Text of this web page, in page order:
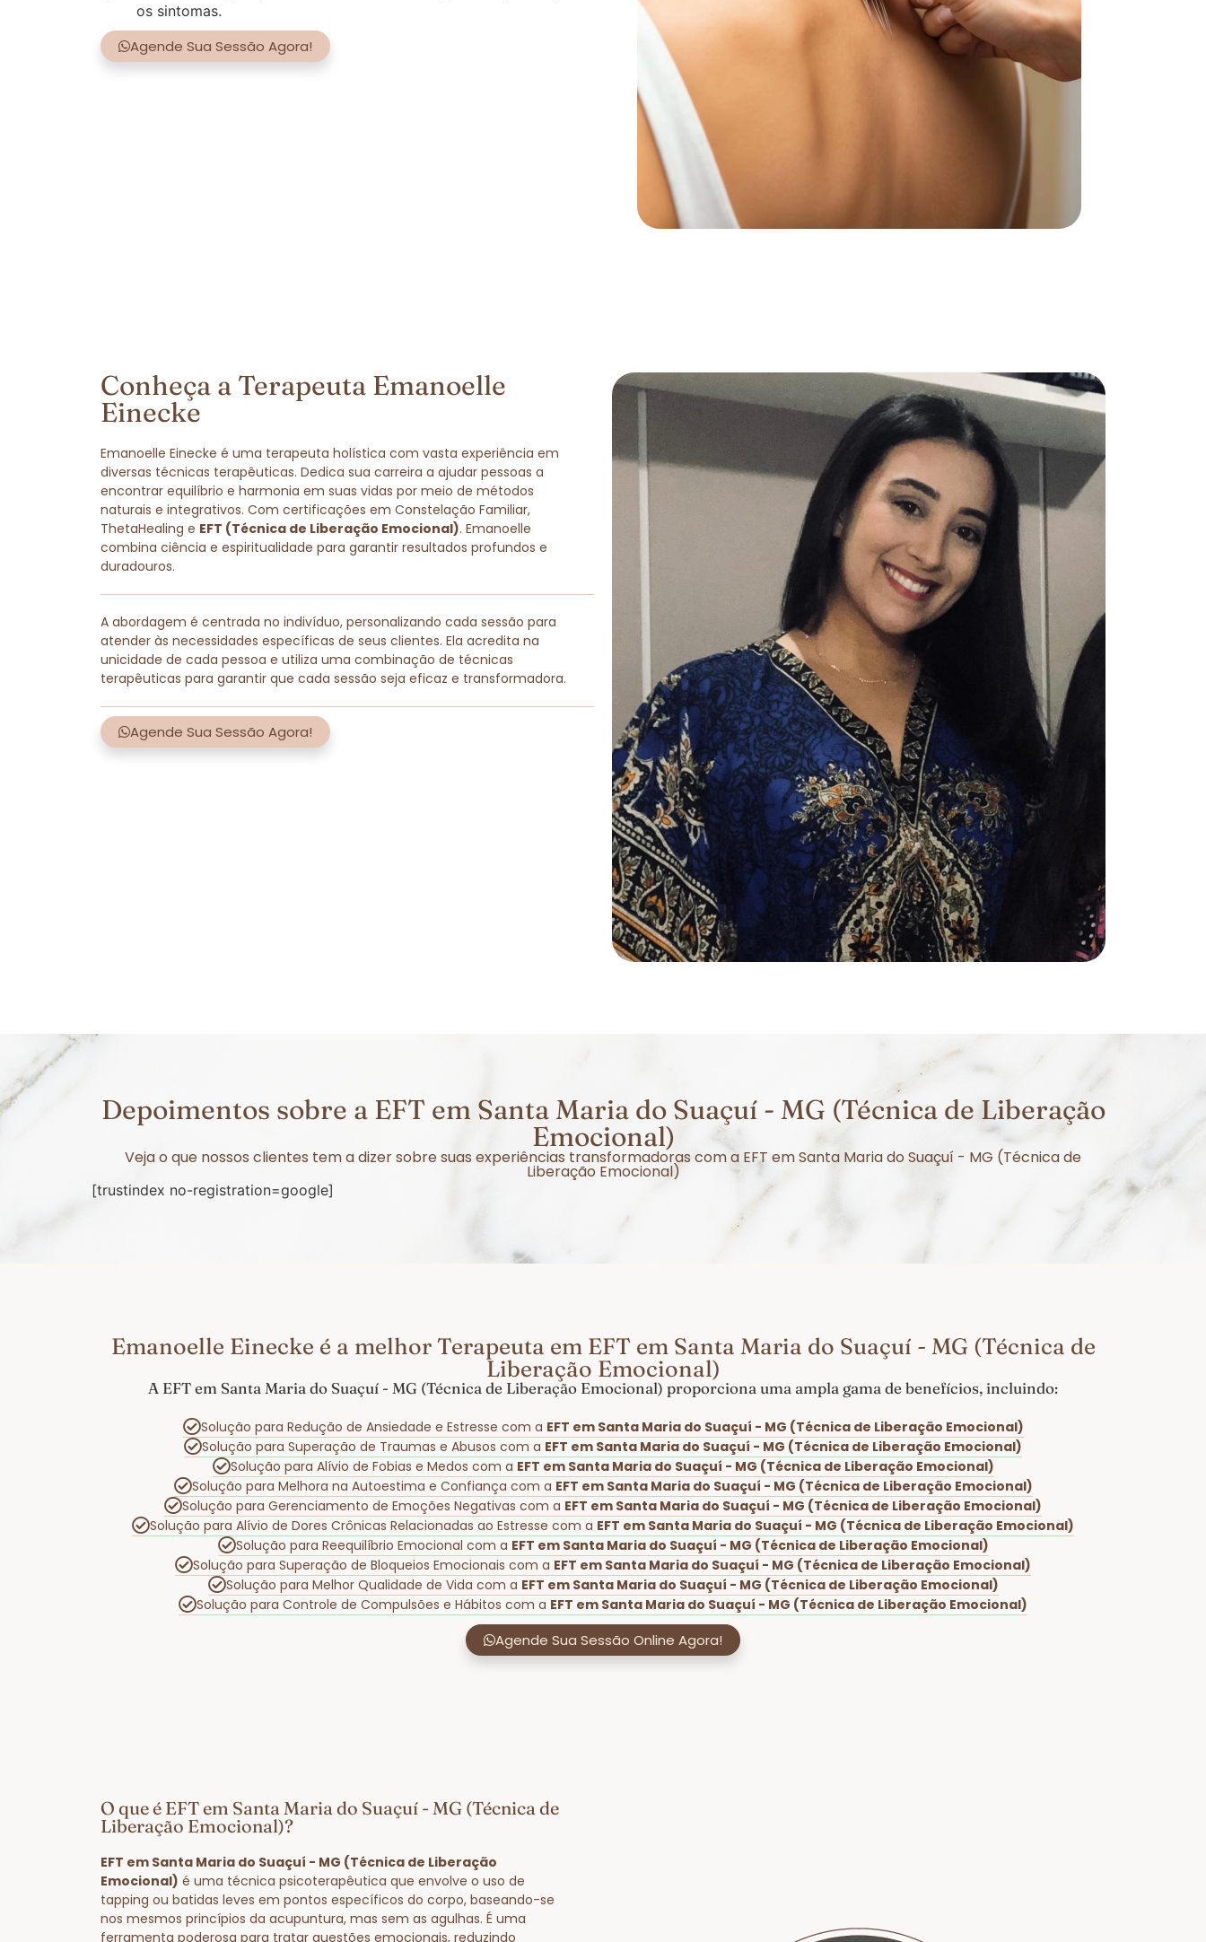
os sintomas.
Agende Sua Sessão Agora!
Conheça a Terapeuta Emanoelle
Einecke
Emanoelle Einecke é uma terapeuta holística com vasta experiência em
diversas técnicas terapêuticas. Dedica sua carreira a ajudar pessoas a
encontrar equilíbrio e harmonia em suas vidas por meio de métodos
naturais e integrativos. Com certificações em Constelação Familiar,
ThetaHealing e EFT (Técnica de Liberação Emocional). Emanoelle
combina ciência e espiritualidade para garantir resultados profundos e
duradouros.
A abordagem é centrada no indivíduo, personalizando cada sessão para
atender às necessidades específicas de seus clientes. Ela acredita na
unicidade de cada pessoa e utiliza uma combinação de técnicas
terapêuticas para garantir que cada sessão seja eficaz e transformadora.
Agende Sua Sessão Agora!
Depoimentos sobre a EFT em Santa Maria do Suaçuí - MG (Técnica de Liberação
Emocional)
Veja o que nossos clientes tem a dizer sobre suas experiências transformadoras com a EFT em Santa Maria do Suaçuí - MG (Técnica de
Liberação Emocional)
[trustindex no-registration=google]
Emanoelle Einecke é a melhor Terapeuta em EFT em Santa Maria do Suaçuí - MG (Técnica de
Liberação Emocional)
A EFT em Santa Maria do Suaçuí - MG (Técnica de Liberação Emocional) proporciona uma ampla gama de benefícios, incluindo:
Solução para Redução de Ansiedade e Estresse com a EFT em Santa Maria do Suaçuí - MG (Técnica de Liberação Emocional)
Solução para Superação de Traumas e Abusos com a EFT em Santa Maria do Suaçuí - MG (Técnica de Liberação Emocional)
Solução para Alívio de Fobias e Medos com a EFT em Santa Maria do Suaçuí - MG (Técnica de Liberação Emocional)
Solução para Melhora na Autoestima e Confiança com a EFT em Santa Maria do Suaçuí - MG (Técnica de Liberação Emocional)
Solução para Gerenciamento de Emoções Negativas com a EFT em Santa Maria do Suaçuí - MG (Técnica de Liberação Emocional)
Solução para Alívio de Dores Crônicas Relacionadas ao Estresse com a EFT em Santa Maria do Suaçuí - MG (Técnica de Liberação Emocional)
Solução para Reequilíbrio Emocional com a EFT em Santa Maria do Suaçuí - MG (Técnica de Liberação Emocional)
Solução para Superação de Bloqueios Emocionais com a EFT em Santa Maria do Suaçuí - MG (Técnica de Liberação Emocional)
Solução para Melhor Qualidade de Vida com a EFT em Santa Maria do Suaçuí - MG (Técnica de Liberação Emocional)
Solução para Controle de Compulsões e Hábitos com a EFT em Santa Maria do Suaçuí - MG (Técnica de Liberação Emocional)
Agende Sua Sessão Online Agora!
O que é EFT em Santa Maria do Suaçuí - MG (Técnica de
Liberação Emocional)?
EFT em Santa Maria do Suaçuí - MG (Técnica de Liberação
Emocional) é uma técnica psicoterapêutica que envolve o uso de
tapping ou batidas leves em pontos específicos do corpo, baseando-se
nos mesmos princípios da acupuntura, mas sem as agulhas. É uma
ferramenta poderosa para tratar questões emocionais, reduzindo